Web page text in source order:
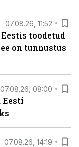
07.08.26, 11:52
toodetud
on tunnustus
07.08.26, 08:00
Eesti
07.08.26, 14:19